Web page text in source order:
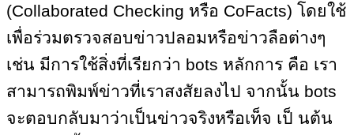
(Collaborated Checking หรือ CoFacts) โดยใช้
เพื่อร่วมตรวจสอบข่าวปลอมหรือข่าวลือต่างๆ
เช่น มีการใช้สิ่งที่เรียกว่า bots หลักการ คือ เรา
สามารถพิมพ์ข่าวที่เราสงสัยลงไป จากนั้น bots
จะตอบกลับมาว่าเป็นข่าวจริงหรือเท็จ เป็ นต้น